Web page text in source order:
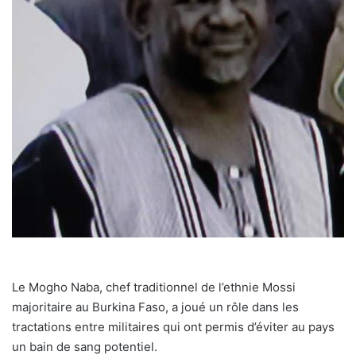
Le Mogho Naba, chef traditionnel de l’ethnie Mossi
majoritaire au Burkina Faso, a joué un rôle dans les
tractations entre militaires qui ont permis d’éviter au pays
un bain de sang potentiel.